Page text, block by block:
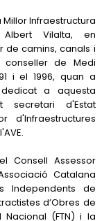
Infraestructura
Vilalta, en
de camins, canals i
de Medi
i el 1996, quan a
a aquesta
d'Estat
d'Infraestructures
Consell Assessor
Catalana
Independents de
d’Obres de
Nacional (FTN) i la